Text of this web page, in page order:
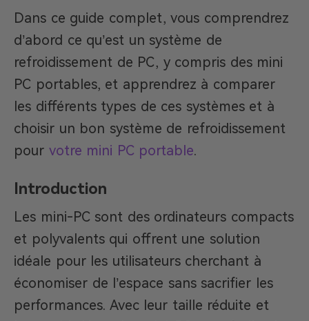
Dans ce guide complet, vous comprendrez
d’abord ce qu’est un système de
refroidissement de PC, y compris des mini
PC portables, et apprendrez à comparer
les différents types de ces systèmes et à
choisir un bon système de refroidissement
pour votre mini PC portable.
Introduction
Les mini-PC sont des ordinateurs compacts
et polyvalents qui offrent une solution
idéale pour les utilisateurs cherchant à
économiser de l’espace sans sacrifier les
performances. Avec leur taille réduite et